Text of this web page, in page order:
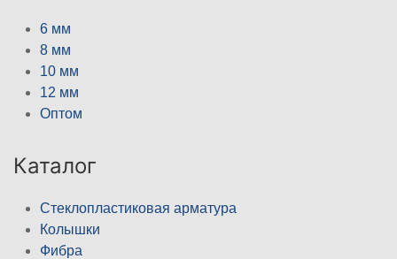
6 мм
8 мм
10 мм
12 мм
Оптом
Каталог
Стеклопластиковая арматура
Колышки
Фибра